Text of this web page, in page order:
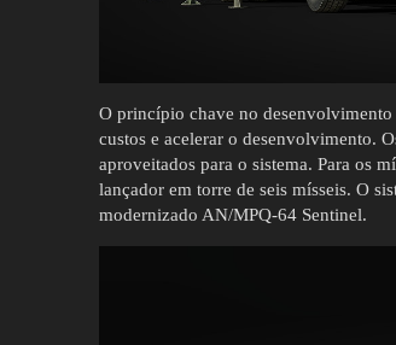
O princípio chave no
custos e acelerar o desenvolvimento.
aproveitados para o sistema. Para os
lançador em torre de seis mísseis. O
modernizado AN/MPQ-64 Sentinel.